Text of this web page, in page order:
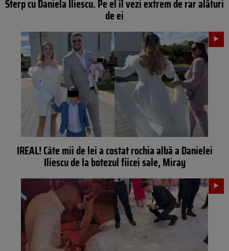
Sterp cu Daniela Iliescu. Pe el îl vezi extrem de rar alături
de ei
IREAL! Câte mii de lei a costat rochia albă a Danielei
Iliescu de la botezul fiicei sale, Miray